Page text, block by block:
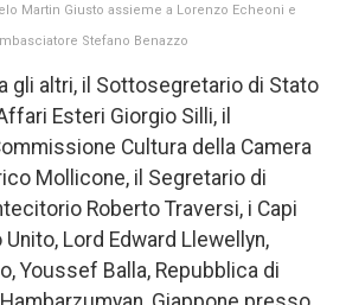
Martin Giusto assieme a Lorenzo Echeoni e
Stefano Benazzo
gli altri, il Sottosegretario di Stato
Esteri Giorgio Silli, il
Cultura della Camera
Mollicone, il Segretario di
Roberto Traversi, i Capi
Lord Edward Llewellyn,
Youssef Balla, Repubblica di